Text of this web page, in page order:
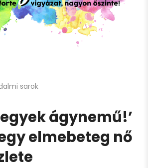
sarok
ágynemű!’
elmebeteg nő